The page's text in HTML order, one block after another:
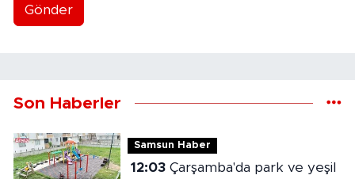
Gönder
Son Haberler
Samsun Haber
12:03Çarşamba'da park ve yeşil